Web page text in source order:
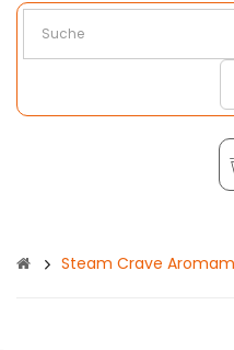
Steam Crave